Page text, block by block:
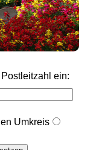
ein:
Umkreis